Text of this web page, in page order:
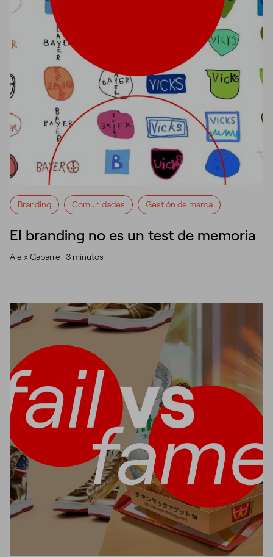
Branding Comunidades Gestión de marca
El branding no es un test de memoria
Aleix Gabarre · 3 minutos